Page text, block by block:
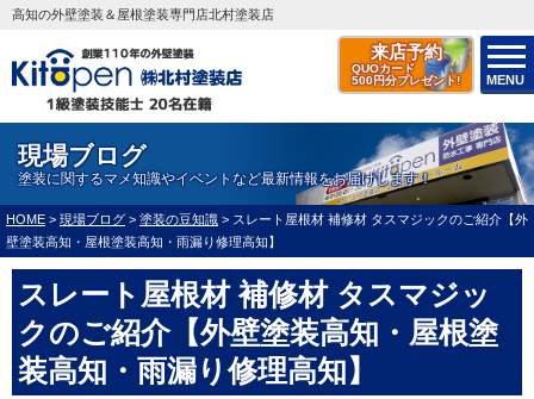
来店予約
QUOカード
500円分プレゼント!
MENU
高知の外壁塗装＆屋根塗装専門店北村塗装店
現場ブログ
塗装に関するマメ知識やイベントなど最新情報をお届けします！
HOME > 現場ブログ > 塗装の豆知識 > スレート屋根材 補修材 タスマジックのご紹介【外
壁塗装高知・屋根塗装高知・雨漏り修理高知】
スレート屋根材 補修材 タスマジッ
クのご紹介【外壁塗装高知・屋根塗
装高知・雨漏り修理高知】